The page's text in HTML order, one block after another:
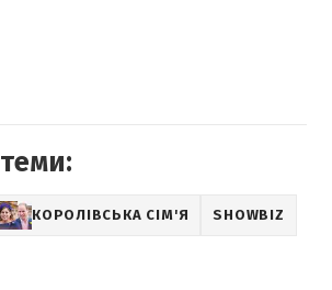
КОРОЛІВСЬКА СІМ'Я SHOWBIZ